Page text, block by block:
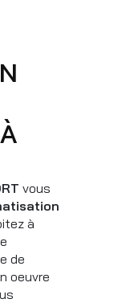
vous
à
de
oeuvre